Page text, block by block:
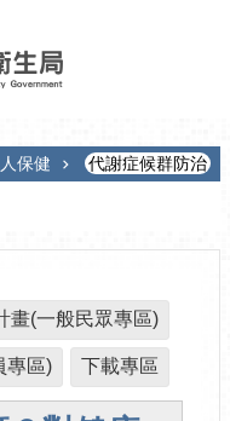
保健 代謝症候群防治
畫(一般民眾專區)
專區) 下載專區